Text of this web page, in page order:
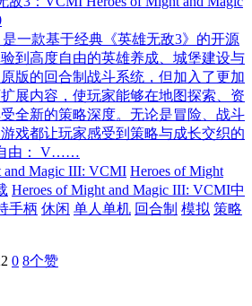
是一款基于经典《英雄无敌3》的开源
到高度自由的英雄养成、城堡建设与
版的回合制战斗系统，但加入了更加
展内容，使玩家能够在地图探索、资
全新的策略深度。无论是冒险、战斗
戏都让玩家感受到策略与成长交织的
由： V……
and Magic III: VCMI Heroes of Might
Heroes of Might and Magic III: VCMI中
手柄 休闲 单人单机 回合制 模拟 策略
0 8个赞